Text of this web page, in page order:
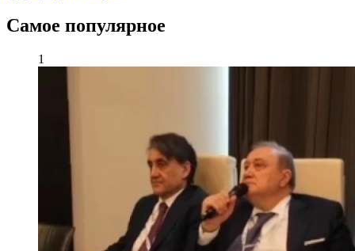
Самое популярное
1